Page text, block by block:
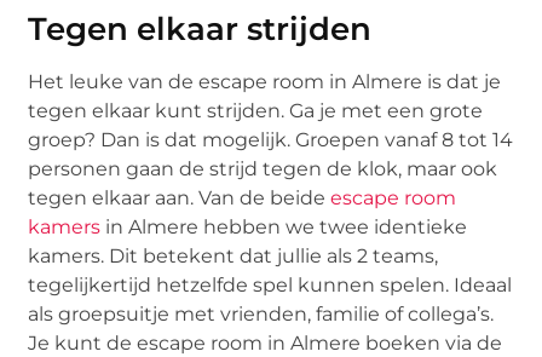
Tegen elkaar strijden
Het leuke van de escape room in Almere is dat je
tegen elkaar kunt strijden. Ga je met een grote
groep? Dan is dat mogelijk. Groepen vanaf 8 tot 14
personen gaan de strijd tegen de klok, maar ook
tegen elkaar aan. Van de beideescape room
kamers in Almere hebben we twee identieke
kamers. Dit betekent dat jullie als 2 teams,
tegelijkertijd hetzelfde spel kunnen spelen. Ideaal
als groepsuitje met vrienden, familie of collega’s.
Je kunt de escape room in Almere boeken via de